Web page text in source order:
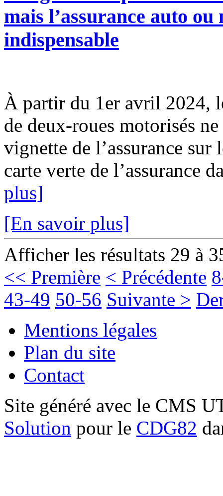
mais l’assurance auto
indispensable
À partir du 1er avril 2024,
de deux-roues motorisés
vignette de l’assurance
carte verte de l’assurance
plus]
[En savoir plus]
Afficher les résultats 29 à
<< Première < Précédente
43-49 50-56 Suivante >
Mentions légales
Plan du site
Contact
Site généré avec le CMS
Solution pour le CDG82